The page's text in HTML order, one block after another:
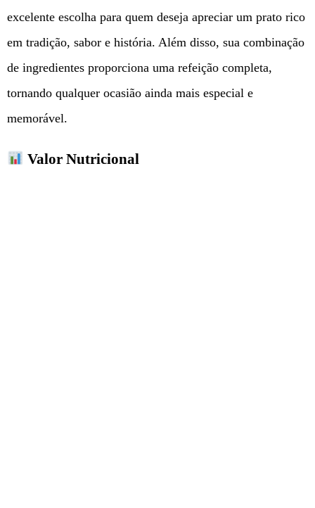
excelente escolha para quem deseja apreciar um prato rico
em tradição, sabor e história. Além disso, sua combinação
de ingredientes proporciona uma refeição completa,
tornando qualquer ocasião ainda mais especial e
memorável.
Valor Nutricional